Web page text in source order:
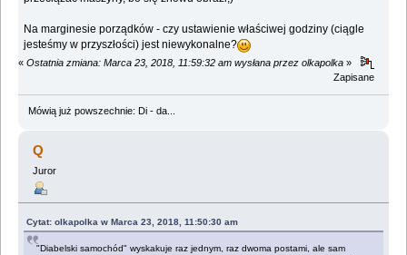
Na marginesie porządków - czy ustawienie właściwej godziny (ciągle
jesteśmy w przyszłości) jest niewykonalne?
« Ostatnia zmiana: Marca 23, 2018, 11:59:32 am wysłana przez olkapolka »
Zapisane
Mówią już powszechnie: Di - da...
Q
Juror
Cytat: olkapolka w Marca 23, 2018, 11:50:30 am
"Diabelski samochód" wyskakuje raz jednym, raz dwoma postami, ale sam